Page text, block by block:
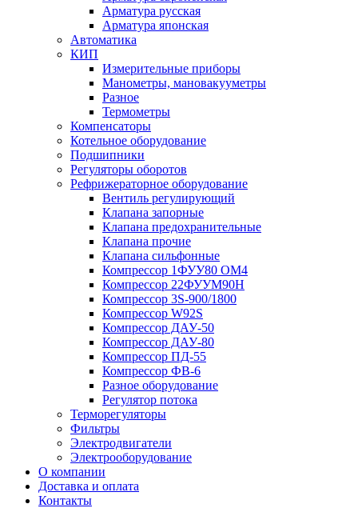
Арматура русская
Арматура японская
Автоматика
КИП
Измерительные приборы
Манометры, мановакууметры
Разное
Термометры
Компенсаторы
Котельное оборудование
Подшипники
Регуляторы оборотов
Рефрижераторное оборудование
Вентиль регулирующий
Клапана запорные
Клапана предохранительные
Клапана прочие
Клапана сильфонные
Компрессор 1ФУУ80 ОМ4
Компрессор 22ФУУМ90Н
Компрессор 3S-900/1800
Компрессор W92S
Компрессор ДАУ-50
Компрессор ДАУ-80
Компрессор ПД-55
Компрессор ФВ-6
Разное оборудование
Регулятор потока
Терморегуляторы
Фильтры
Электродвигатели
Электрооборудование
О компании
Доставка и оплата
Контакты